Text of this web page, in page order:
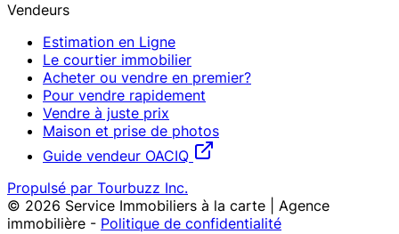
Vendeurs
Estimation en Ligne
Le courtier immobilier
Acheter ou vendre en premier?
Pour vendre rapidement
Vendre à juste prix
Maison et prise de photos
Guide vendeur OACIQ
Propulsé par Tourbuzz Inc.
© 2026 Service Immobiliers à la carte | Agence
immobilière - Politique de confidentialité